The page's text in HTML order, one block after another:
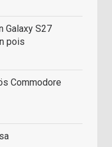
Galaxy S27
pois
Commodore